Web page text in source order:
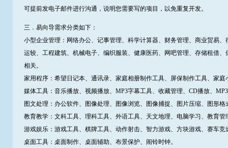
可提前发电子邮件进行沟通，说明您需要写的项目，以免重复开发。
三．易向导需求分类如下：
小型企业管理：网络办公、记事管理、科学计算器、财务管理、商业贸易
运较、工程建筑、机械电子、编织服装、健康医药、网吧管理、存储租借
相关。
家用程序：希望日记本、通讯录、家庭相册制作工具、屏保制作工具、家庭
媒体工具：音乐播放、视频播放、MP3字幕工具、收藏管理、CD播放、
图文处理：办公软件、图像处理、图像浏览、图像捕捉、图片压缩、图形
教育教学：文科工具、理科工具、外语工具、天文地理、电脑学习、教育
游戏娱乐：游戏工具、棋牌工具、动作射击、智力游戏、方块游戏、赛车
桌面工具：桌面制作、桌面辅助、布景保护、闹铃时钟。